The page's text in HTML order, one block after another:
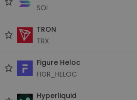
SOL
TRON
TRX
Figure Heloc
FIGR_HELOC
Hyperliquid